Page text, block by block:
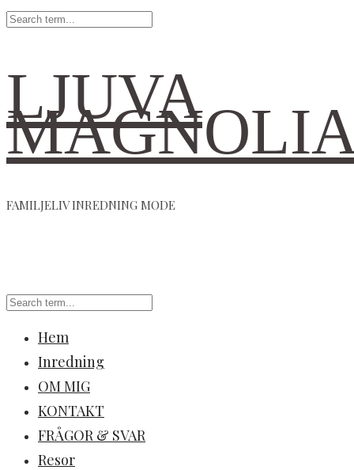
LJUVA
FAMILJELIV INREDNING MODE
Hem
Inredning
OM MIG
KONTAKT
FRÅGOR & SVAR
Resor